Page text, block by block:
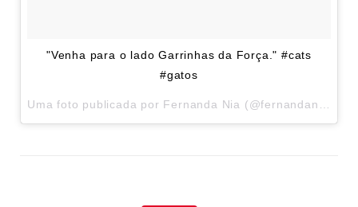
"Venha para o lado Garrinhas da Força." #cats
#gatos